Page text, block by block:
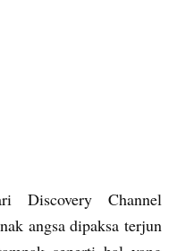
Discovery Channel
angsa dipaksa terjun